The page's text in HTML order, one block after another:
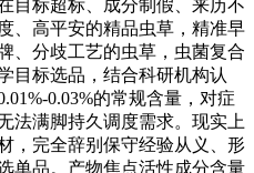
目标超标、成分制假、来历不
、高平安的精品虫草，精准早
、分歧工艺的虫草，虫菌复合
目标选品，结合科研机构认
0.03%的常规含量，对症
法满脚持久调度需求。现实上
，完全辞别保守经验从义、形
单品。产物焦点活性成分含量